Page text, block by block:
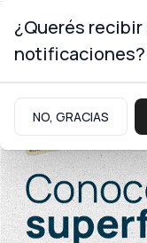
Gobierno
Mediación
en
¿Querés
notificaciones?
NO, GRACIAS